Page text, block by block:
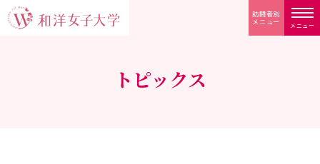
メニュー
訪問者別
メニュー
トピックス